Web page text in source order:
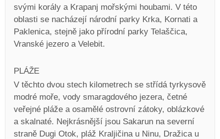
svými korály a Krapanj mořskými houbami. V této
oblasti se nacházejí národní parky Krka, Kornati a
Paklenica, stejně jako přírodní parky Telaščica,
Vranské jezero a Velebit.
PLÁŽE
V těchto dvou stech kilometrech se střídá tyrkysově
modré moře, vody smaragdového jezera, četné
veřejné pláže a osamělé ostrovní zátoky, oblázkové
a skalnaté. Nejkrásnější jsou Sakarun na severní
straně Dugi Otok, pláž Kraljičina u Ninu, Dražica u